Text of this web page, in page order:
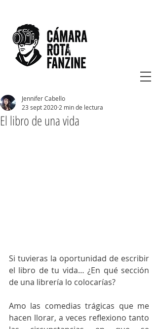
El libro de una vida
Jennifer Cabello
23 sept 2020 2 min de lectura
Si tuvieras la oportunidad de escribir
el libro de tu vida… ¿En qué sección
de una librería lo colocarías?
Amo las comedias trágicas que me
hacen llorar, a veces reflexiono tanto